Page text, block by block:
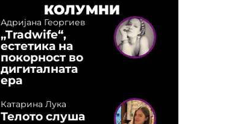
КОЛУМНИ
Адријана Георгиев
„Tradwife“,
естетика на
покорност во
дигиталната
ера
Катарина Лука
Телото слуша